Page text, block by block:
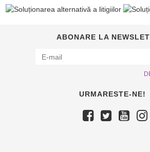
ABONARE LA
URMARESTE-NE!